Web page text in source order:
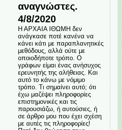
αναγνώστες.
4/8/2020
Η ΑΡΧΑΙΑ ΙΘΩΜΗ δεν
ανάγκασε ποτέ κανένα να
κάνει κάτι με παραπλανητικές
μεθόδους, αλλά ούτε με
οποιοδήποτε τρόπο. Ο
γράφων είμαι ένας ανήσυχος
ερευνητής της αλήθειας. Και
αυτό το κάνω με νόμιμο
τρόπο. Τι σημαίνει αυτό; ότι
έχω μαζέψει πληροφορίες
επιστημονικές και τις
παρουσιάζω, ή αυτούσιες, ή
σε άρθρο μου που έχει σχέση
με αυτές τις πληροφορίες!